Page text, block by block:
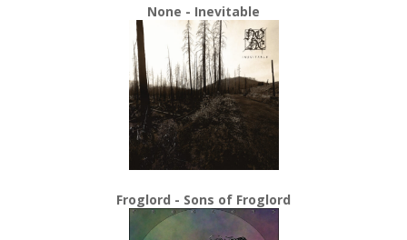
None - Inevitable
Froglord - Sons of Froglord